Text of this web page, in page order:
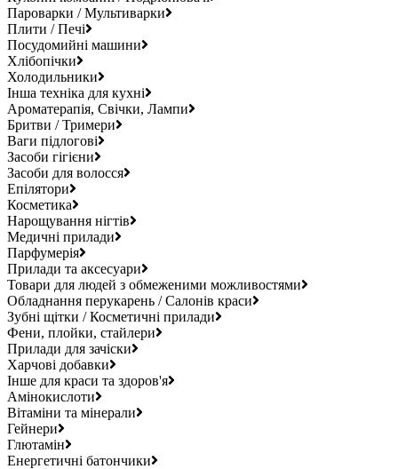
Пароварки / Мультиварки
Плити / Печі
Посудомийні машини
Хлібопічки
Холодильники
Інша техніка для кухні
Ароматерапія, Свічки, Лампи
Бритви / Тримери
Ваги підлогові
Засоби гігієни
Засоби для волосся
Епілятори
Косметика
Нарощування нігтів
Медичні прилади
Парфумерія
Прилади та аксесуари
Товари для людей з обмеженими можливостями
Обладнання перукарень / Салонів краси
Зубні щітки / Косметичні прилади
Фени, плойки, стайлери
Прилади для зачіски
Харчові добавки
Інше для краси та здоров'я
Амінокислоти
Вітаміни та мінерали
Гейнери
Глютамін
Енергетичні батончики